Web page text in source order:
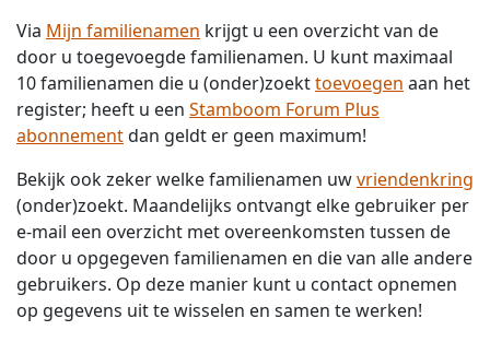
Via Mijn familienamen krijgt u een overzicht van de
door u toegevoegde familienamen. U kunt maximaal
10 familienamen die u (onder)zoekttoevoegen aan het
register; heeft u een Stamboom Forum Plus
abonnementdan geldt er geen maximum!
Bekijk ook zeker welke familienamen uwvriendenkring
(onder)zoekt. Maandelijks ontvangt elke gebruiker per
e-mail een overzicht met overeenkomsten tussen de
door u opgegeven familienamen en die van alle andere
gebruikers. Op deze manier kunt u contact opnemen
op gegevens uit te wisselen en samen te werken!